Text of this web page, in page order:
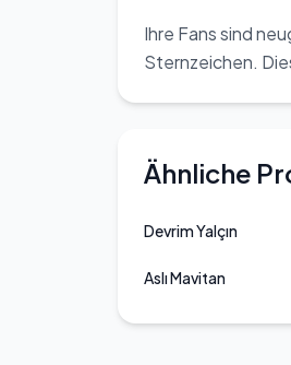
Ihre Fans sind
Sternzeichen.
Ähnliche
Devrim Yalçın
Aslı Mavitan